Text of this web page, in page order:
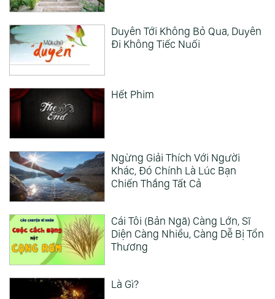
Duyên Tới Không Bỏ Qua, Duyên
Đi Không Tiếc Nuối
Hết Phim
Ngừng Giải Thích Với Người
Khác, Đó Chính Là Lúc Bạn
Chiến Thắng Tất Cả
Cái Tôi (Bản Ngã) Càng Lớn, Sĩ
Diện Càng Nhiều, Càng Dễ Bị Tổn
Thương
Là Gì?